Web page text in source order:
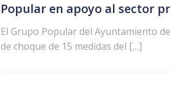
Popular en apoyo al sector
El Grupo Popular del Ayuntamiento
de choque de 15 medidas del […]